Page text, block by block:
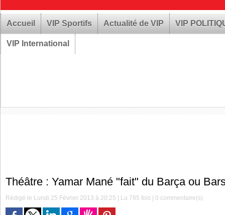
Accueil VIP Sportifs Actualité de VIP VIP
VIP International
Théâtre : Yamar Mané "fait" du Barça ou
Rédigé le Lundi 25 Février 2013 à 20:25 | Lu 785 fois |0 commentaire(s)